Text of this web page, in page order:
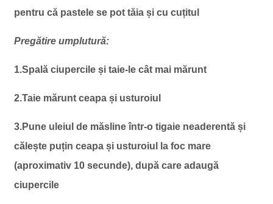
pentru că pastele se pot tăia și cu cuțitul
Pregătire umplutură:
1.Spală ciupercile și taie-le cât mai mărunt
2.Taie mărunt ceapa și usturoiul
3.Pune uleiul de măsline într-o tigaie neaderentă și
călește puțin ceapa și usturoiul la foc mare
(aproximativ 10 secunde), după care adaugă
ciupercile